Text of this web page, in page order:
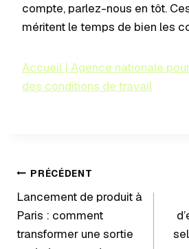
compte, parlez-nous en tôt.
méritent le temps de bien les
Accueil | Agence nationale
des conditions de travail
PRÉCÉDENT
Lancement de produit à
Paris : comment
transformer une sortie